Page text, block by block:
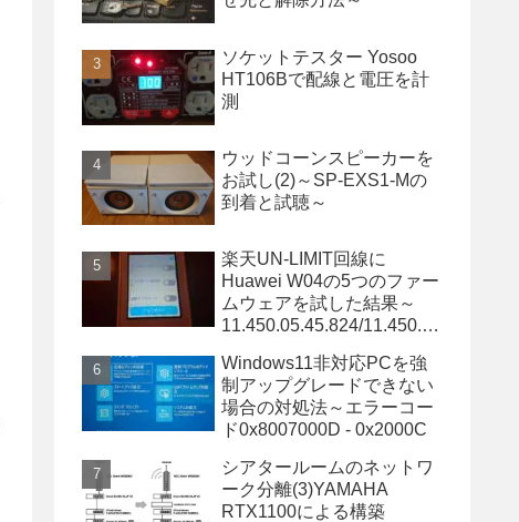
ソケットテスター Yosoo
HT106Bで配線と電圧を計
測
ウッドコーンスピーカーを
お試し(2)～SP-EXS1-Mの
到着と試聴～
楽天UN-LIMIT回線に
Huawei W04の5つのファー
ムウェアを試した結果～
11.450.05.45.824/11.450.05
OK～
Windows11非対応PCを強
制アップグレードできない
場合の対処法～エラーコー
ド0x8007000D - 0x2000C
シアタールームのネットワ
ーク分離(3)YAMAHA
RTX1100による構築